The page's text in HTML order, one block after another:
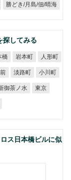
勝どき/月島/佃/晴海
探してみる
橋 岩本町 人形町
淡路町 小川町
御茶ノ水 東京
ス日本橋ビルに似